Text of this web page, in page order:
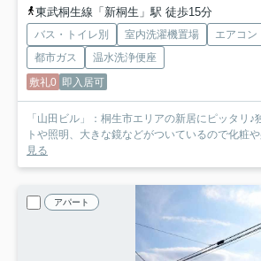
東武桐生線「新桐生」駅 徒歩15分
バス・トイレ別 室内洗濯機置場 エアコン
都市ガス
温水洗浄便座
敷礼0 即入居可
「山田ビル」：桐生市エリアの新居にピッタリ♪
トや照明、大きな鏡などがついているので化粧や
見る
アパート